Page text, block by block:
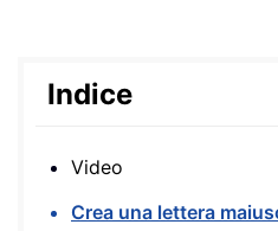
Indice
Video
Crea una lettera